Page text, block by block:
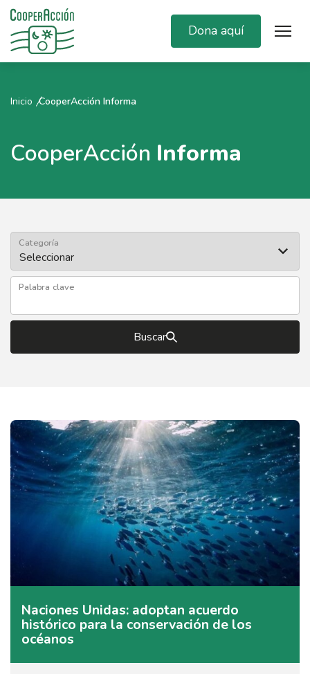
Dona aquí
Inicio CooperAcción Informa
CooperAcción Informa
Categoría
Palabra clave
Buscar
Naciones Unidas: adoptan acuerdo
histórico para la conservación de los
océanos